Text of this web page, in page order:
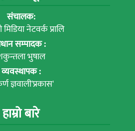
संचालक:
नेटवर्क प्रालि
सम्पादक :
भुषाल
व्यवस्थापक :
ज्ञवाली'प्रकास'
हाम्रो बारे